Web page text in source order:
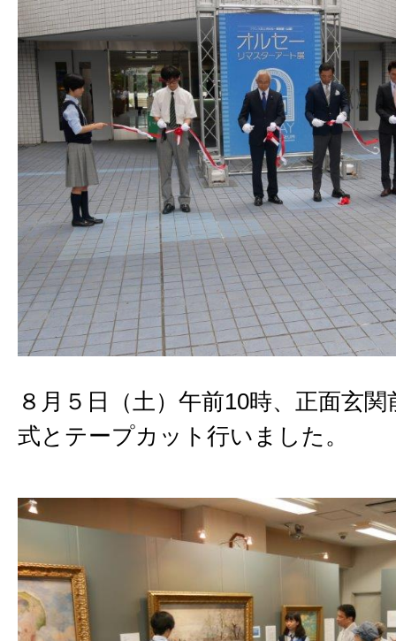
８月５日（土）午前10時、正面玄
式とテープカット行いました。